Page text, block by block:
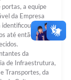
portas, a equipe
da Empresa
identificou
até então
da
de Infraestrutura,
Transportes, da